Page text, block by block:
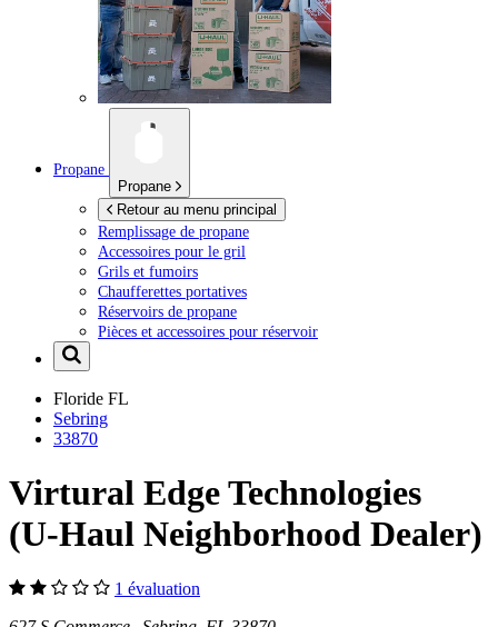
Propane
Propane
Retour au menu principal
Remplissage de propane
Accessoires pour le gril
Grils et fumoirs
Chaufferettes portatives
Réservoirs de propane
Pièces et accessoires pour réservoir
Floride FL
Sebring
33870
Virtural Edge Technologies
(U-Haul Neighborhood Dealer)
1 évaluation